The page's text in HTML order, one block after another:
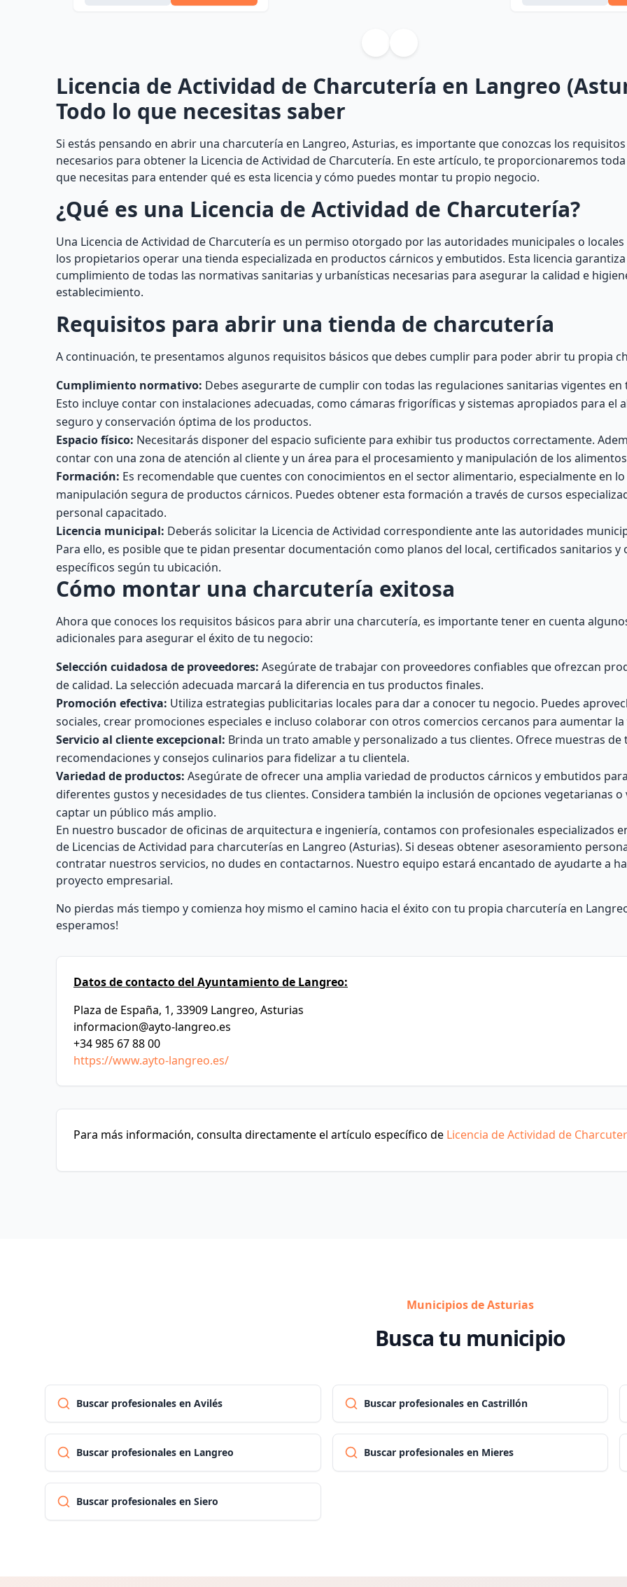
Licencia de Actividad de Charcutería en Langreo
Todo lo que necesitas saber
Si estás pensando en abrir una charcutería en Langreo, Asturias, es importante que conozcas los
necesarios para obtener la Licencia de Actividad de Charcutería. En este artículo, te proporcionaremos
que necesitas para entender qué es esta licencia y cómo puedes montar tu propio negocio.
¿Qué es una Licencia de Actividad de Charcutería?
Una Licencia de Actividad de Charcutería es un permiso otorgado por las autoridades municipales o
los propietarios operar una tienda especializada en productos cárnicos y embutidos. Esta licencia garantiza
cumplimiento de todas las normativas sanitarias y urbanísticas necesarias para asegurar la calidad e
establecimiento.
Requisitos para abrir una tienda de charcutería
A continuación, te presentamos algunos requisitos básicos que debes cumplir para poder abrir tu propia
Cumplimiento normativo: Debes asegurarte de cumplir con todas las regulaciones sanitarias vigentes en
Esto incluye contar con instalaciones adecuadas, como cámaras frigoríficas y sistemas apropiados para el
seguro y conservación óptima de los productos.
Espacio físico: Necesitarás disponer del espacio suficiente para exhibir tus productos correctamente.
contar con una zona de atención al cliente y un área para el procesamiento y manipulación de los
Formación: Es recomendable que cuentes con conocimientos en el sector alimentario, especialmente en
manipulación segura de productos cárnicos. Puedes obtener esta formación a través de cursos
personal capacitado.
Licencia municipal: Deberás solicitar la Licencia de Actividad correspondiente ante las autoridades
Para ello, es posible que te pidan presentar documentación como planos del local, certificados sanitarios
específicos según tu ubicación.
Cómo montar una charcutería exitosa
Ahora que conoces los requisitos básicos para abrir una charcutería, es importante tener en cuenta
adicionales para asegurar el éxito de tu negocio:
Selección cuidadosa de proveedores: Asegúrate de trabajar con proveedores confiables que ofrezcan
de calidad. La selección adecuada marcará la diferencia en tus productos finales.
Promoción efectiva: Utiliza estrategias publicitarias locales para dar a conocer tu negocio. Puedes
sociales, crear promociones especiales e incluso colaborar con otros comercios cercanos para aumentar
Servicio al cliente excepcional: Brinda un trato amable y personalizado a tus clientes. Ofrece muestras de
recomendaciones y consejos culinarios para fidelizar a tu clientela.
Variedad de productos: Asegúrate de ofrecer una amplia variedad de productos cárnicos y embutidos
diferentes gustos y necesidades de tus clientes. Considera también la inclusión de opciones vegetarianas o
captar un público más amplio.
En nuestro buscador de oficinas de arquitectura e ingeniería, contamos con profesionales especializados
de Licencias de Actividad para charcuterías en Langreo (Asturias). Si deseas obtener asesoramiento
contratar nuestros servicios, no dudes en contactarnos. Nuestro equipo estará encantado de ayudarte a
proyecto empresarial.
No pierdas más tiempo y comienza hoy mismo el camino hacia el éxito con tu propia charcutería en
esperamos!
Datos de contacto del Ayuntamiento de Langreo:
Plaza de España, 1, 33909 Langreo, Asturias
informacion@ayto-langreo.es
+34 985 67 88 00
https://www.ayto-langreo.es/
Para más información, consulta directamente el artículo específico de Licencia de Actividad de
Municipios de Asturias
Busca tu municipio
Buscar profesionales en Avilés Buscar profesionales en Castrillón
Buscar profesionales en Langreo Buscar profesionales en Mieres
Buscar profesionales en Siero